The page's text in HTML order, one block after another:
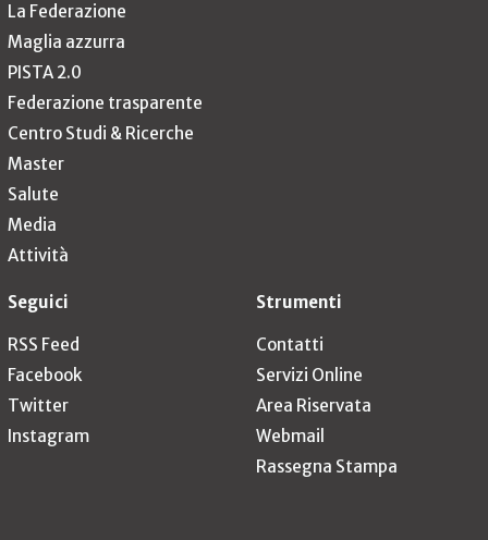
La Federazione
Maglia azzurra
PISTA 2.0
Federazione trasparente
Centro Studi & Ricerche
Master
Salute
Media
Attività
Seguici
RSS Feed
Facebook
Twitter
Instagram
Strumenti
Contatti
Servizi Online
Area Riservata
Webmail
Rassegna Stampa